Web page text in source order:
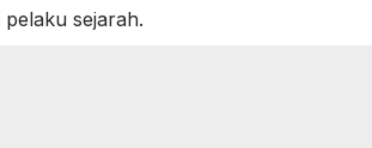
sejarah.